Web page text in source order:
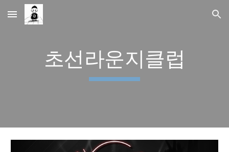
Skip to main content Skip to navigation
초선라운지클럽